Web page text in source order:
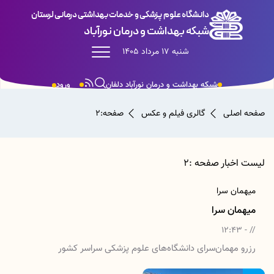
دانشگاه علوم پزشکی و خدمات بهداشتی درمانی لرستان
شبکه بهداشت و درمان نورآباد
شنبه 17 مرداد 1405
ورود شبکه بهداشت و درمان نورآباد دلفان
صفحه اصلی گالری فیلم و عکس صفحه:2
لیست اخبار صفحه :2
میهمان سرا
میهمان سرا
// - 12:43
رزرو مهمان‌سرای دانشگاه‌های علوم پزشکی سراسر کشور